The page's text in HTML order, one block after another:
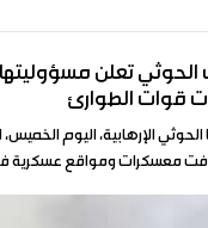
الحوثي تعلن
قوات الطوارئ
الحوثي الإرهابية، اليوم الخميس،
معسكرات ومواقع عسكرية